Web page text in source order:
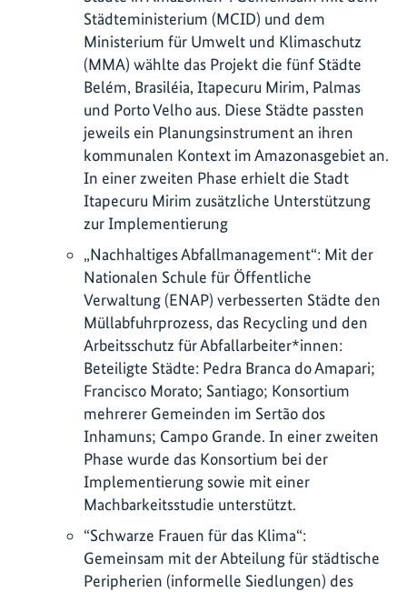
Städteministerium (MCID) und dem
Ministerium für Umwelt und Klimaschutz
(MMA) wählte das Projekt die fünf Städte
Belém, Brasiléia, Itapecuru Mirim, Palmas
und Porto Velho aus. Diese Städte passten
jeweils ein Planungsinstrument an ihren
kommunalen Kontext im Amazonasgebiet an.
In einer zweiten Phase erhielt die Stadt
Itapecuru Mirim zusätzliche Unterstützung
zur Implementierung
„Nachhaltiges Abfallmanagement“: Mit der
Nationalen Schule für Öffentliche
Verwaltung (ENAP) verbesserten Städte den
Müllabfuhrprozess, das Recycling und den
Arbeitsschutz für Abfallarbeiter*innen:
Beteiligte Städte: Pedra Branca do Amapari;
Francisco Morato; Santiago; Konsortium
mehrerer Gemeinden im Sertão dos
Inhamuns; Campo Grande. In einer zweiten
Phase wurde das Konsortium bei der
Implementierung sowie mit einer
Machbarkeitsstudie unterstützt.
“Schwarze Frauen für das Klima“:
Gemeinsam mit der Abteilung für städtische
Peripherien (informelle Siedlungen) des